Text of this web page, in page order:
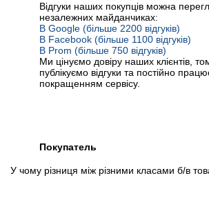
Відгуки наших покупців можна
незалежних майданчиках:
В Google (більше 2200 відгуків)
В Facebook (більше 1100 відгуків)
В Prom (більше 750 відгуків)
Ми цінуємо довіру наших клієнтів,
публікуємо відгуки та постійно
покращенням сервісу.
Покупатель
У чому різниця між різними класами б/в